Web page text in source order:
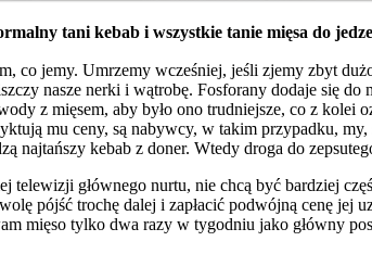
tani kebab i wszystkie tanie mięsa do
co jemy. Umrzemy wcześniej, jeśli zjemy zbyt
nasze nerki i wątrobę. Fosforany dodaje się do
z mięsem, aby było ono trudniejsze, co z kolei
mu ceny, są nabywcy, w takim przypadku,
najtańszy kebab z doner. Wtedy droga do
telewizji głównego nurtu, nie chcą być bardziej
pójść trochę dalej i zapłacić podwójną cenę jej
mięso tylko dwa razy w tygodniu jako główny